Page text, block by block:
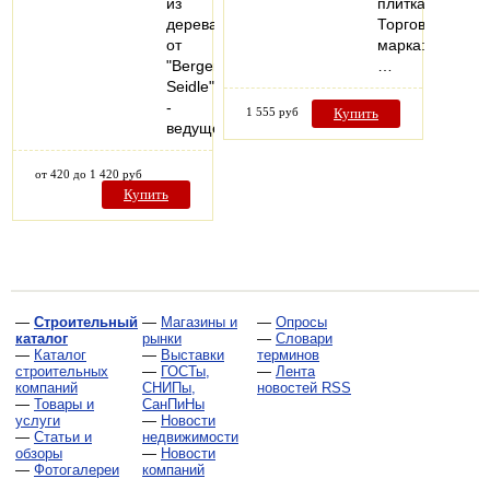
дерева
от
"Berger-
Seidle"
-
ведущего…
от 420 до 1 420 руб
Купить
Торговая
марка:
1 555 руб Купить
— Строительный
каталог
— Каталог
строительных
компаний
— Товары и
услуги
— Статьи и
обзоры
— Фотогалереи
— Магазины и
рынки
— Выставки
— ГОСТы,
СНИПы,
СанПиНы
— Новости
недвижимости
— Новости
компаний
— Опросы
— Словари
терминов
— Лента
новостей RSS